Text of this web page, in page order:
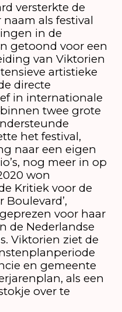
versterkte de
als festival
in de
getoond voor een
van Viktorien
artistieke
directe
in internationale
twee grote
het festival,
naar een eigen
nog meer in op
won
Kritiek voor de
Boulevard’,
voor haar
de Nederlandse
Viktorien ziet de
en gemeente
als een
over te